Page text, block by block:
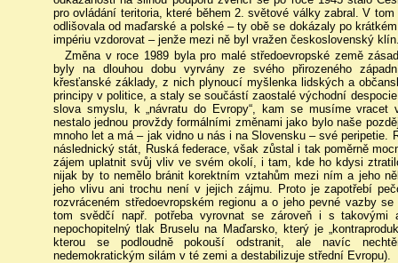
pro ovládání teritoria, které během 2. světové války zabral. V
odlišovala od maďarské a polské – ty obě se dokázaly po
impériu vzdorovat – jenže mezi ně byl vražen československý
Změna v roce 1989 byla pro malé středoevropské země
byly na dlouhou dobu vyrvány ze svého přirozeného
křesťanské základy, z nich plynoucí myšlenka lidských a
principy v politice, a staly se součástí zaostalé východní
slova smyslu, k „návratu do Evropy“, kam se musíme
nestalo jednou provždy formálními změnami jako bylo naše
mnoho let a má – jak vidno u nás i na Slovensku – své peripetie.
následnický stát, Ruská federace, však zůstal i tak poměrně
zájem uplatnit svůj vliv ve svém okolí, i tam, kde ho kdysi
nijak by to nemělo bránit korektním vztahům mezi ním a jeho
jeho vlivu ani trochu není v jejich zájmu. Proto je zapotřebí
rozvráceném středoevropském regionu a o jeho pevné vazby
tom svědčí např. potřeba vyrovnat se zároveň i s
nepochopitelný tlak Bruselu na Maďarsko, který je
kterou se podloudně pokouší odstranit, ale navíc
nedemokratickým silám v té zemi a destabilizuje střední Evropu).